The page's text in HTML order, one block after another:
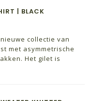
| BLACK
collectie van
met asymmetrische
Het gilet is